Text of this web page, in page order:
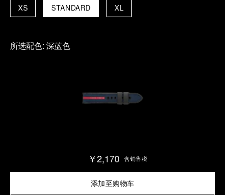
STANDARD XL
XS
所选配色: 深蓝色
￥2,170 含销售税
添加至购物车